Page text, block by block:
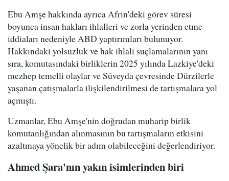
Ebu Amşe hakkında ayrıca Afrin'deki görev süresi
boyunca insan hakları ihlalleri ve zorla yerinden etme
iddiaları nedeniyle ABD yaptırımları bulunuyor.
Hakkındaki yolsuzluk ve hak ihlali suçlamalarının yanı
sıra, komutasındaki birliklerin 2025 yılında Lazkiye'deki
mezhep temelli olaylar ve Süveyda çevresinde Dürzilerle
yaşanan çatışmalarla ilişkilendirilmesi de tartışmalara yol
açmıştı.
Uzmanlar, Ebu Amşe'nin doğrudan muharip birlik
komutanlığından alınmasının bu tartışmaların etkisini
azaltmaya yönelik bir adım olabileceğini değerlendiriyor.
Ahmed Şara'nın yakın isimlerinden biri